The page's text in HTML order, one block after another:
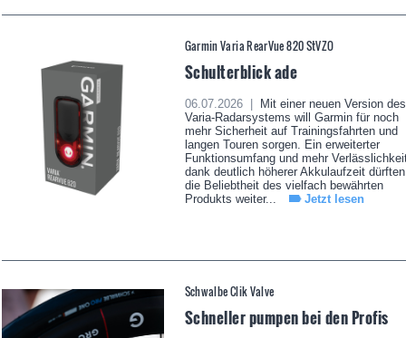
Garmin Varia RearVue 820 StVZO
Schulterblick ade
06.07.2026 |
Mit einer neuen Version des
Varia-Radarsystems will Garmin für noch
mehr Sicherheit auf Trainingsfahrten und
langen Touren sorgen. Ein erweiterter
Funktionsumfang und mehr
dank deutlich höherer Akkulaufzeit dürften
die Beliebtheit des vielfach bewährten
Produkts weiter...
Jetzt lesen
Schwalbe Clik Valve
Schneller pumpen bei den Profis